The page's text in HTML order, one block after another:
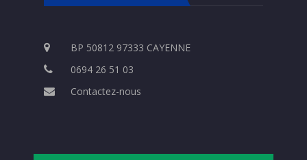
BP 50812 97333 CAYENNE
0694 26 51 03
Contactez-nous